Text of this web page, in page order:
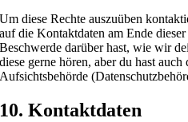
Um diese Rechte auszuüben
auf die Kontaktdaten am Ende
Beschwerde darüber hast, wie wir
diese gerne hören, aber du hast auch
Aufsichtsbehörde
10. Kontaktdaten